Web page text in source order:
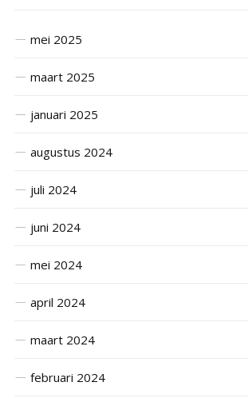
mei 2025
maart 2025
januari 2025
augustus 2024
juli 2024
juni 2024
mei 2024
april 2024
maart 2024
februari 2024